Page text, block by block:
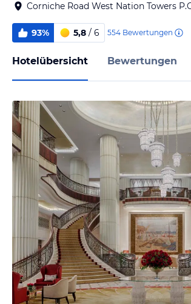
Corniche Road West Nation Towers
93% 5,8 / 6 554 Bewertungen
Hotelübersicht Bewertungen